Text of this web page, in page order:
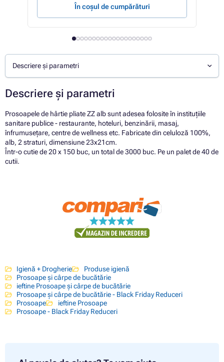
În coșul de cumpărături
Descriere și parametri
Descriere și parametri
Prosoapele de hârtie pliate ZZ alb sunt adesea folosite în instituțiile
sanitare publice - restaurante, hoteluri, benzinării, masaj,
înfrumusețare, centre de wellness etc. Fabricate din celuloză 100%,
alb, 2 straturi, dimensiune 23x21cm.
Într-o cutie de 20 x 150 buc, un total de 3000 buc. Pe un palet de 40 de
cutii.
Igienă + Drogherie
Produse igienă
Prosoape și cârpe de bucătărie
ieftine Prosoape și cârpe de bucătărie
Prosoape și cârpe de bucătărie - Black Friday Reduceri
Prosoape
ieftine Prosoape
Prosoape - Black Friday Reduceri